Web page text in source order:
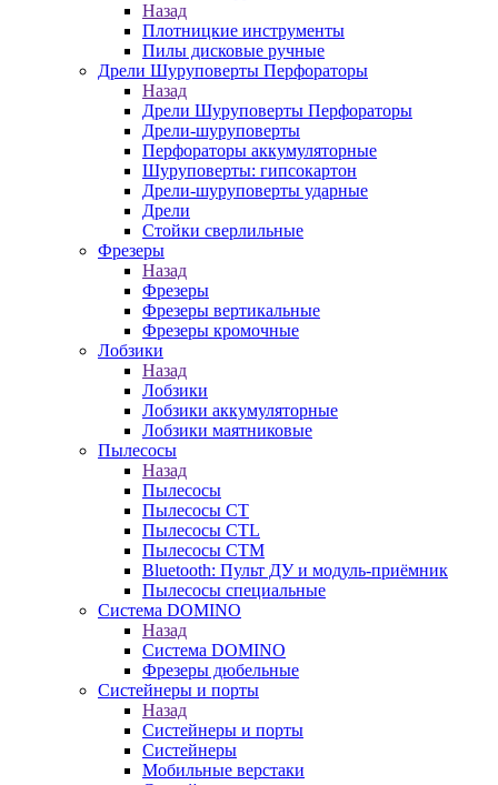
Назад
Плотницкие инструменты
Пилы дисковые ручные
Дрели Шуруповерты Перфораторы
Назад
Дрели Шуруповерты Перфораторы
Дрели-шуруповерты
Перфораторы аккумуляторные
Шуруповерты: гипсокартон
Дрели-шуруповерты ударные
Дрели
Стойки сверлильные
Фрезеры
Назад
Фрезеры
Фрезеры вертикальные
Фрезеры кромочные
Лобзики
Назад
Лобзики
Лобзики аккумуляторные
Лобзики маятниковые
Пылесосы
Назад
Пылесосы
Пылесосы CT
Пылесосы CTL
Пылесосы CTM
Bluetooth: Пульт ДУ и модуль-приёмник
Пылесосы специальные
Система DOMINO
Назад
Система DOMINO
Фрезеры дюбельные
Систейнеры и порты
Назад
Систейнеры и порты
Систейнеры
Мобильные верстаки